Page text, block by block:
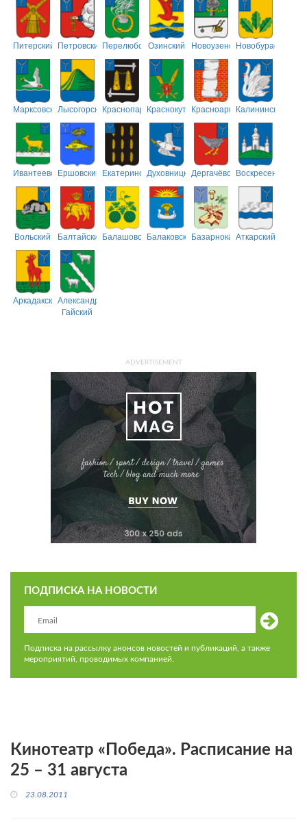
Питерский ПетровскийПерелюбскийОзинский НовоузенскийНовобурасский
МарксовскийЛысогорскийКраснопартизанский
КраснокутскийКрасноармейский
Калининский
ИвантеевскийЕршовский ЕкатериновскийДуховницкийДергачёвскийВоскресенский
Вольский БалтайскийБалашовскийБалаковскийБазарнокарабулакский
Аткарский
АркадакскийАлександрово-
Гайский
ADVERTISEMENT
ПОДПИСКА НА НОВОСТИ
Подписка на рассылку анонсов новостей и публикаций, а также
мероприятий, проводимых компанией.
Кинотеатр «Победа». Расписание на
25 – 31 августа
23.08.2011